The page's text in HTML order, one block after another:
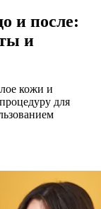
и после:
и
кожи и
для